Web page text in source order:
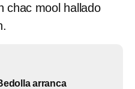
chac mool hallado
arranca